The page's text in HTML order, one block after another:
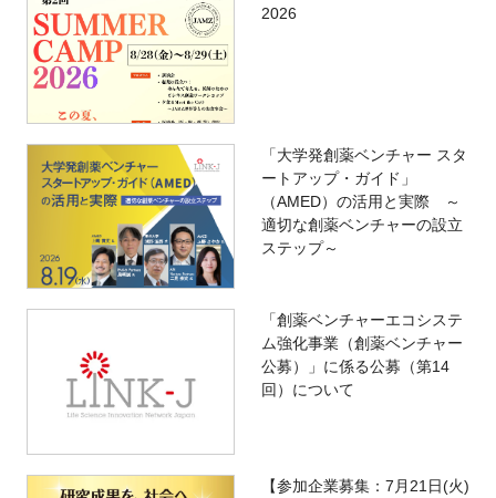
2026
「大学発創薬ベンチャー スタ
ートアップ・ガイド」
（AMED）の活用と実際 ～
適切な創薬ベンチャーの設立
ステップ～
「創薬ベンチャーエコシステ
ム強化事業（創薬ベンチャー
公募）」に係る公募（第14
回）について
【参加企業募集：7月21日(火)